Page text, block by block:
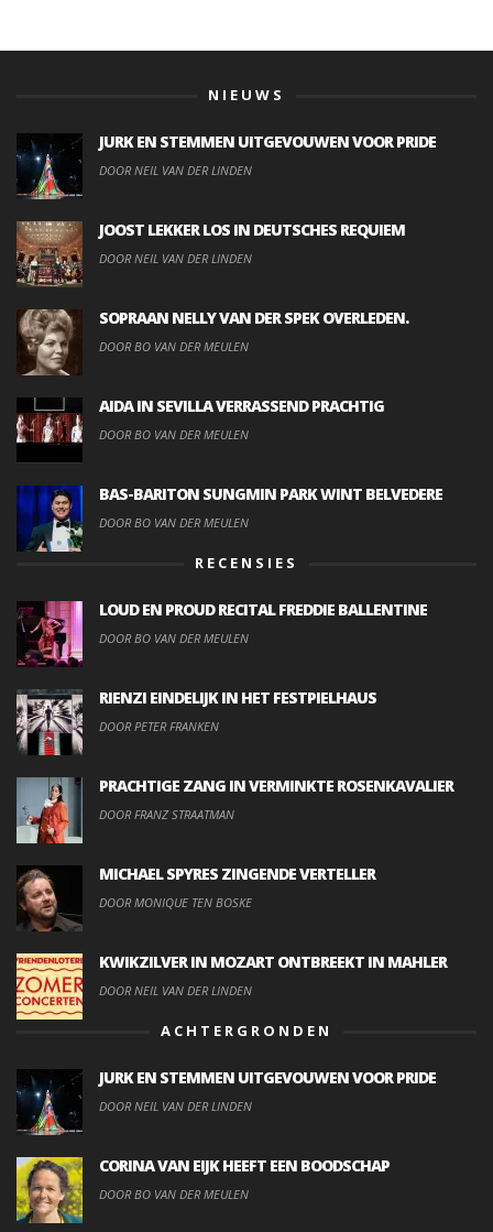
NIEUWS
JURK EN STEMMEN UITGEVOUWEN VOOR PRIDE
DOOR NEIL VAN DER LINDEN
JOOST LEKKER LOS IN DEUTSCHES REQUIEM
DOOR NEIL VAN DER LINDEN
SOPRAAN NELLY VAN DER SPEK OVERLEDEN.
DOOR BO VAN DER MEULEN
AIDA IN SEVILLA VERRASSEND PRACHTIG
DOOR BO VAN DER MEULEN
BAS-BARITON SUNGMIN PARK WINT BELVEDERE
DOOR BO VAN DER MEULEN
RECENSIES
LOUD EN PROUD RECITAL FREDDIE BALLENTINE
DOOR BO VAN DER MEULEN
RIENZI EINDELIJK IN HET FESTPIELHAUS
DOOR PETER FRANKEN
PRACHTIGE ZANG IN VERMINKTE ROSENKAVALIER
DOOR FRANZ STRAATMAN
MICHAEL SPYRES ZINGENDE VERTELLER
DOOR MONIQUE TEN BOSKE
KWIKZILVER IN MOZART ONTBREEKT IN MAHLER
DOOR NEIL VAN DER LINDEN
ACHTERGRONDEN
JURK EN STEMMEN UITGEVOUWEN VOOR PRIDE
DOOR NEIL VAN DER LINDEN
CORINA VAN EIJK HEEFT EEN BOODSCHAP
DOOR BO VAN DER MEULEN